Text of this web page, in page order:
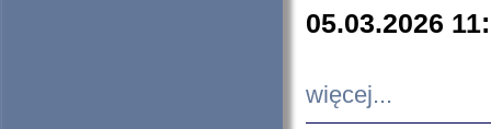
05.03.2026
więcej...